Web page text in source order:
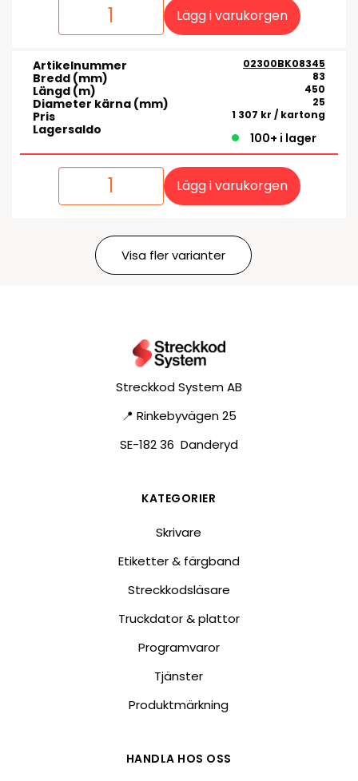
Lägg i varukorgen
Artikelnummer 02300BK08345
Bredd (mm) 83
Längd (m) 450
Diameter kärna (mm) 25
Pris 1 307 kr / kartong
Lagersaldo
100+ i lager
Lägg i varukorgen
Visa fler varianter
Streckkod System AB
📍 Rinkebyvägen 25
SE-182 36 Danderyd
KATEGORIER
Skrivare
Etiketter & färgband
Streckkodsläsare
Truckdator & plattor
Programvaror
Tjänster
Produktmärkning
HANDLA HOS OSS